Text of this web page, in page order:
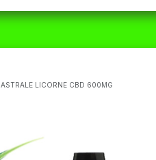
ASTRALE LICORNE CBD 600MG